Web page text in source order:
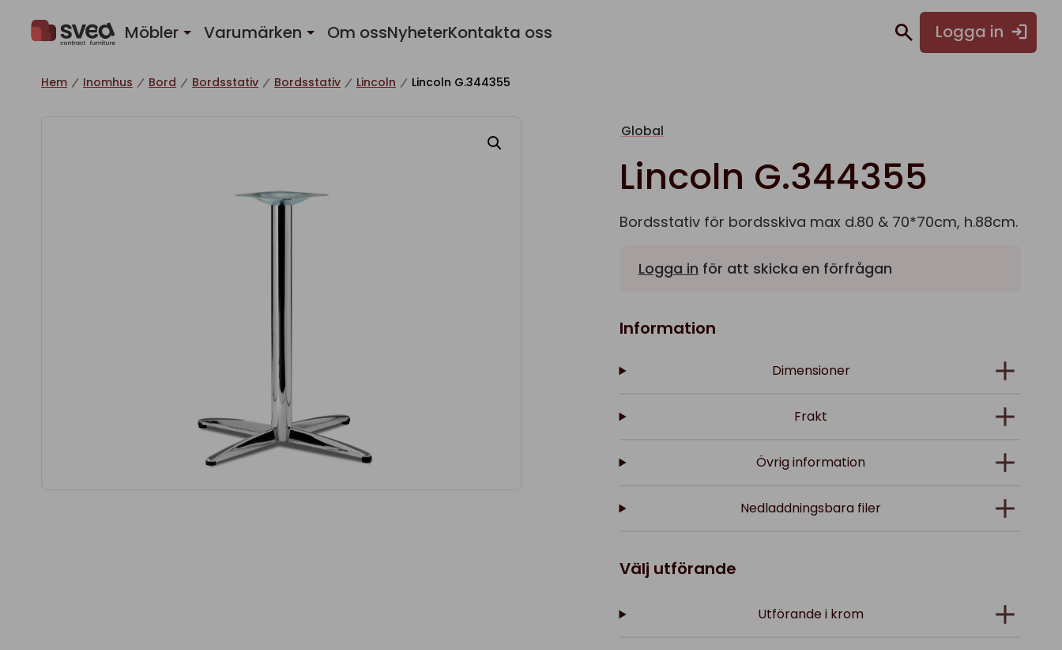
Möbler Varumärken Om ossNyheterKontakta oss Logga in
Hem Inomhus Bord Bordsstativ Bordsstativ Lincoln Lincoln G.344355
Global
Lincoln G.344355
Bordsstativ för bordsskiva max d.80 & 70*70cm, h.88cm.
Logga in för att skicka en förfrågan
Information
Dimensioner
Frakt
Övrig information
Nedladdningsbara filer
Välj utförande
Utförande i krom